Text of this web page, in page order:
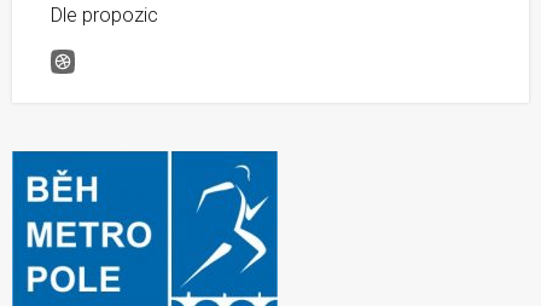
Dle propozic
Běh metropole Velká Chuchle, MČR zdravotníků a